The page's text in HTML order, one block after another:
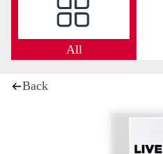
All
Back